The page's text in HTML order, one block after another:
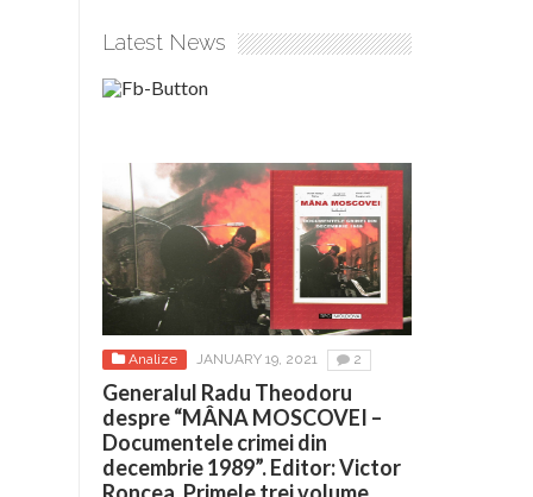
Latest News
Analize JANUARY 19, 2021 2
Generalul Radu Theodoru
despre “MÂNA MOSCOVEI –
Documentele crimei din
decembrie 1989”. Editor: Victor